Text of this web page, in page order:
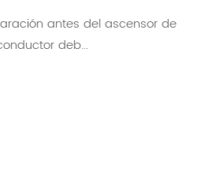
antes del ascensor de
deb...